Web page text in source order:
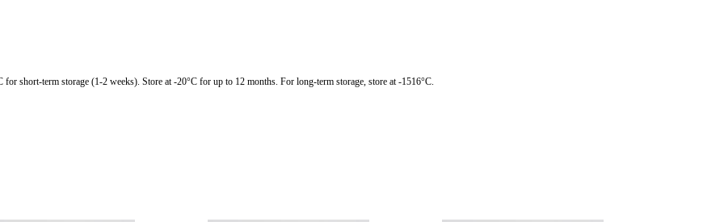
for short-term storage (1-2 weeks). Store at -20°C for up to 12 months. For long-term storage, store at -1516°C.